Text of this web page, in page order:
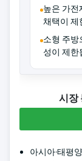
높은 가전
채택이 제
소형 주방
성이 제한
시장
아시아·태평